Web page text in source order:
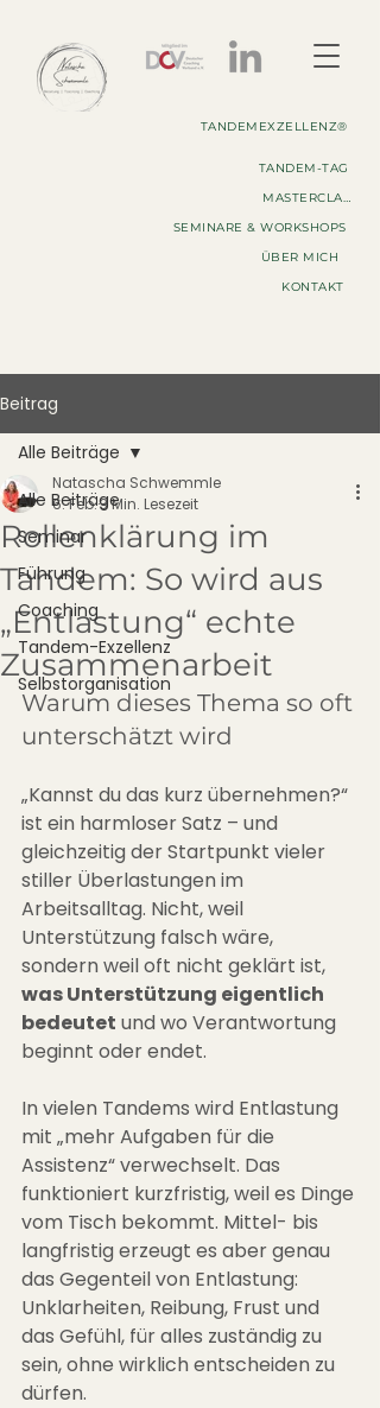
SEMINARE & WORKSHOPS
ÜBER MICH
KONTAKT
TANDEMEXZELLENZ®
TANDEM-TAG
MASTERCLASS
Beitrag
Alle Beiträge
Seminar
Führung
Coaching
Tandem-Exzellenz
Selbstorganisation
Alle Beiträge
Rollenklärung im
Tandem: So wird aus
„Entlastung“ echte
Zusammenarbeit
Natascha Schwemmle
6. Feb.3 Min. Lesezeit
Warum dieses Thema so oft
unterschätzt wird
„Kannst du das kurz übernehmen?“
ist ein harmloser Satz – und
gleichzeitig der Startpunkt vieler
stiller Überlastungen im
Arbeitsalltag. Nicht, weil
Unterstützung falsch wäre,
sondern weil oft nicht geklärt ist,
was Unterstützung eigentlich
bedeutet und wo Verantwortung
beginnt oder endet.
In vielen Tandems wird Entlastung
mit „mehr Aufgaben für die
Assistenz“ verwechselt. Das
funktioniert kurzfristig, weil es Dinge
vom Tisch bekommt. Mittel- bis
langfristig erzeugt es aber genau
das Gegenteil von Entlastung:
Unklarheiten, Reibung, Frust und
das Gefühl, für alles zuständig zu
sein, ohne wirklich entscheiden zu
dürfen.